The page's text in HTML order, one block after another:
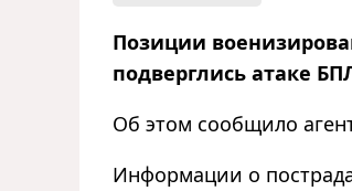
Позиции
подверглись атаке
Об этом сообщило
Информации о